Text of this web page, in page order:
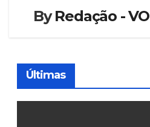
ByRedação - VO
Últimas